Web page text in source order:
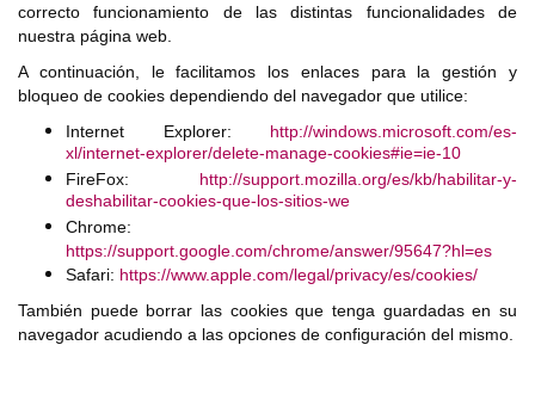
correcto funcionamiento de las distintas funcionalidades de
nuestra página web.
A continuación, le facilitamos los enlaces para la gestión y
bloqueo de cookies dependiendo del navegador que utilice:
Internet Explorer: http://windows.microsoft.com/es-
xl/internet-explorer/delete-manage-cookies#ie=ie-10
FireFox: http://support.mozilla.org/es/kb/habilitar-y-
deshabilitar-cookies-que-los-sitios-we
Chrome:
https://support.google.com/chrome/answer/95647?hl=es
Safari: https://www.apple.com/legal/privacy/es/cookies/
También puede borrar las cookies que tenga guardadas en su
navegador acudiendo a las opciones de configuración del mismo.